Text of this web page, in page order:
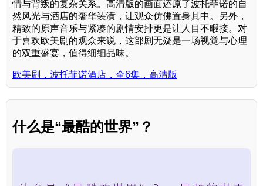
情与背叛的复杂关系。高清版的画面还原了波托菲诺的自
然风光与酒店的奢华装潢，让观众仿佛置身其中。另外，
精致的原声音乐与紧凑的剧情安排更是让人目不暇接。对
于喜欢欧美剧的观众来说，这部剧无疑是一场视觉与心理
的双重盛宴，值得细细品味。
欧美剧，波托菲诺酒店，全6集，高清版
什么是“最酷的世界”？